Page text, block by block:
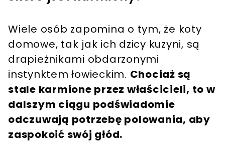
Wiele osób zapomina o tym, że koty
domowe, tak jak ich dzicy kuzyni, są
drapieżnikami obdarzonymi
instynktem łowieckim. Chociaż są
stale karmione przez właścicieli, to w
dalszym ciągu podświadomie
odczuwają potrzebę polowania, aby
zaspokoić swój głód.